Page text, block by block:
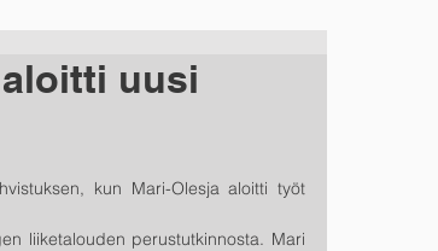
uusi
kun Mari-Olesja aloitti työt
liiketalouden perustutkinnosta. Mari